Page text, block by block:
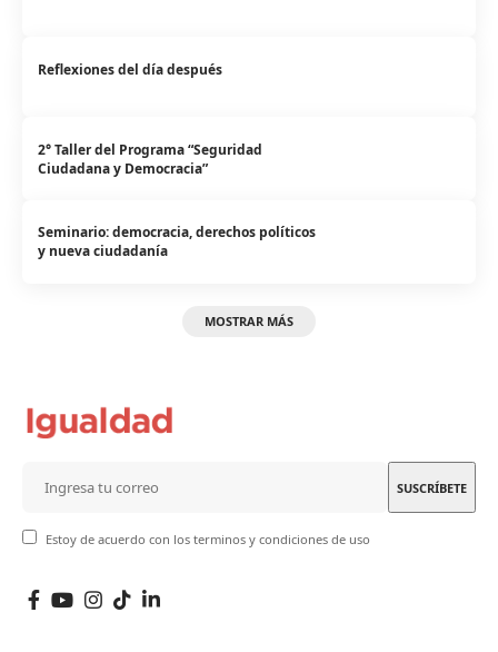
Reflexiones del día después
2° Taller del Programa “Seguridad
Ciudadana y Democracia”
Seminario: democracia, derechos políticos
y nueva ciudadanía
MOSTRAR MÁS
Estoy de acuerdo con los terminos y condiciones de uso